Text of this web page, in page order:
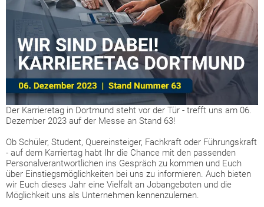
Der Karrieretag in Dortmund steht vor der Tür - trefft uns am 06.
Dezember 2023 auf der Messe an Stand 63!
Ob Schüler, Student, Quereinsteiger, Fachkraft oder Führungskraft
- auf dem Karriertag habt Ihr die Chance mit den passenden
Personalverantwortlichen ins Gespräch zu kommen und Euch
über Einstiegsmöglichkeiten bei uns zu informieren. Auch bieten
wir Euch dieses Jahr eine Vielfalt an Jobangeboten und die
Möglichkeit uns als Unternehmen kennenzulernen.